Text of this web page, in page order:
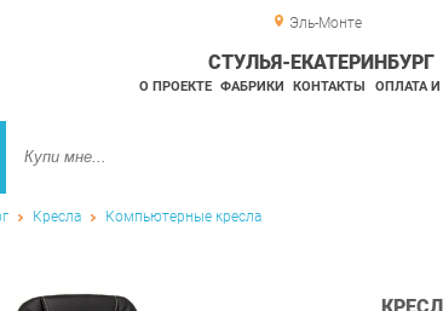
Эль-Монте
СТУЛЬЯ-ЕКАТЕРИНБУРГ
О ПРОЕКТЕ ФАБРИКИ КОНТАКТЫ ОПЛАТА
Кресла Компьютерные кресла